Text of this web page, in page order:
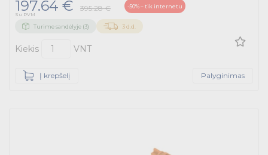
197.64 € 395.28 € -50% – tik internetu
Su PVM
Turime sandėlyje (3) 3 d.d.
Kiekis VNT
Į krepšelį Palyginimas